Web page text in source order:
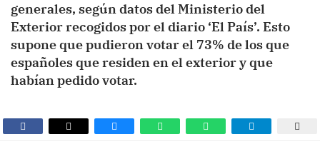
generales, según datos del Ministerio del
Exterior recogidos por el diario ‘El País’. Esto
supone que pudieron votar el 73% de los que
españoles que residen en el exterior y que
habían pedido votar.